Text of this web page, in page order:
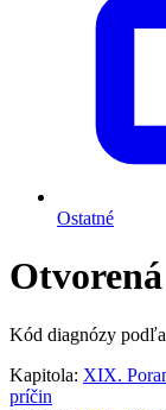
Ostatné
Kód diagnózy
Kapitola: XIX.
príčin